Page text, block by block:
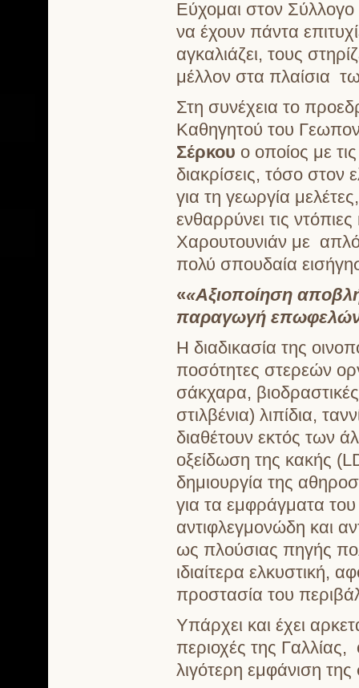
Εύχομαι στον Σύλλογο
να έχουν πάντα
αγκαλιάζει, τους
μέλλον στα πλαίσια
Στη συνέχεια το
Καθηγητού του
Σέρκου ο οποίος με
διακρίσεις, τόσο στον
για τη γεωργία
ενθαρρύνει τις
Χαρουτουνιάν με
πολύ σπουδαία
««Αξιοποίηση
παραγωγή επωφελών
Η διαδικασία της
ποσότητες στερεών
σάκχαρα,
στιλβένια) λιπίδια,
διαθέτουν εκτός των
οξείδωση της κακής
δημιουργία της
για τα εμφράγματα του
αντιφλεγμονώδη και
ως πλούσιας πηγής
ιδιαίτερα ελκυστική,
προστασία του
Υπάρχει και έχει
περιοχές της
λιγότερη εμφάνιση